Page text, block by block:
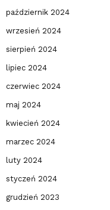
październik 2024
wrzesień 2024
sierpień 2024
lipiec 2024
czerwiec 2024
maj 2024
kwiecień 2024
marzec 2024
luty 2024
styczeń 2024
grudzień 2023